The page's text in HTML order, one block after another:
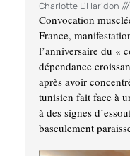
Charlotte L'Haridon
Convocation
France,
l’anniversaire du «
dépendance
après avoir
tunisien fait face à
à des signes
basculement